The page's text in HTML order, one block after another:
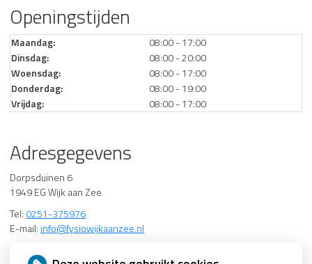
Openingstijden
Maandag:
08:00 - 17:00
Dinsdag:
08:00 - 20:00
Woensdag:
08:00 - 17:00
Donderdag:
08:00 - 19:00
Vrijdag:
08:00 - 17:00
Adresgegevens
Dorpsduinen 6
1949 EG Wijk aan Zee
Tel: 0251-375976
E-mail: info@fysiowijkaanzee.nl